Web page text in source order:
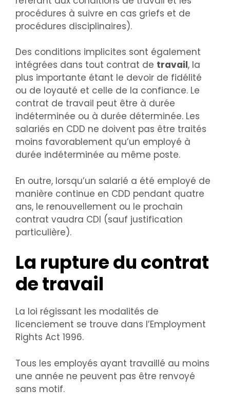
procédures à suivre en cas griefs et de
procédures disciplinaires).
Des conditions implicites sont également
intégrées dans tout contrat de travail, la
plus importante étant le devoir de fidélité
ou de loyauté et celle de la confiance. Le
contrat de travail peut être à durée
indéterminée ou à durée déterminée. Les
salariés en CDD ne doivent pas être traités
moins favorablement qu’un employé à
durée indéterminée au même poste.
En outre, lorsqu’un salarié a été employé de
manière continue en CDD pendant quatre
ans, le renouvellement ou le prochain
contrat vaudra CDI (sauf justification
particulière).
La rupture du contrat
de travail
La loi régissant les modalités de
licenciement se trouve dans l’Employment
Rights Act 1996.
Tous les employés ayant travaillé au moins
une année ne peuvent pas être renvoyé
sans motif.